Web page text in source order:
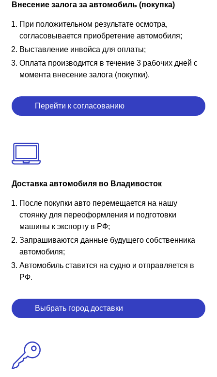
Внесение залога за автомобиль (покупка)
При положительном результате осмотра,
согласовывается приобретение автомобиля;
Выставление инвойса для оплаты;
Оплата производится в течение 3 рабочих дней с
момента внесение залога (покупки).
Перейти к согласованию
Доставка автомобиля во Владивосток
После покупки авто перемещается на нашу
стоянку для переоформления и подготовки
машины к экспорту в РФ;
Запрашиваются данные будущего собственника
автомобиля;
Автомобиль ставится на судно и отправляется в
РФ.
Выбрать город доставки